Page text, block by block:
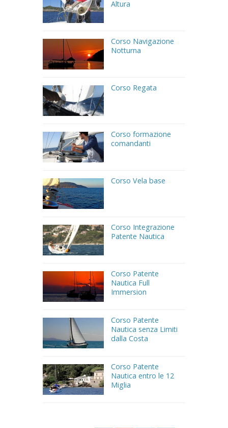
Altura
Corso Navigazione
Notturna
Corso Regata
Corso formazione
comandanti
Corso Vela base
Corso Integrazione
Patente Nautica
Corso Patente
Nautica Full
Immersion
Corso Patente
Nautica senza Limiti
dalla Costa
Corso Patente
Nautica entro le 12
Miglia